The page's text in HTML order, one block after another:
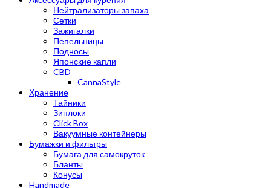
Нейтрализаторы запаха
Сетки
Зажигалки
Пепельницы
Подносы
Японские капли
CBD
CannaStyle
Хранение
Тайники
Зиплоки
Click Box
Вакуумные контейнеры
Бумажки и фильтры
Бумага для самокруток
Бланты
Конусы
Handmade